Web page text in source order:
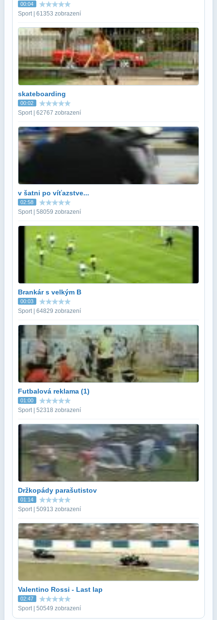
00:04
Sport | 61353 zobrazení
skateboarding
00:02
Sport | 62767 zobrazení
v šatni po víťazstve...
02:58
Sport | 58059 zobrazení
Brankár s velkým B
00:03
Sport | 64829 zobrazení
Futbalová reklama (1)
01:00
Sport | 52318 zobrazení
Držkopády parašutistov
01:14
Sport | 50913 zobrazení
Valentino Rossi - Last lap
02:47
Sport | 50549 zobrazení